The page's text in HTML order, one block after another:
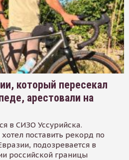
который пересекал
арестовали на
в СИЗО Уссурийска.
поставить рекорд по
подозревается в
российской границы